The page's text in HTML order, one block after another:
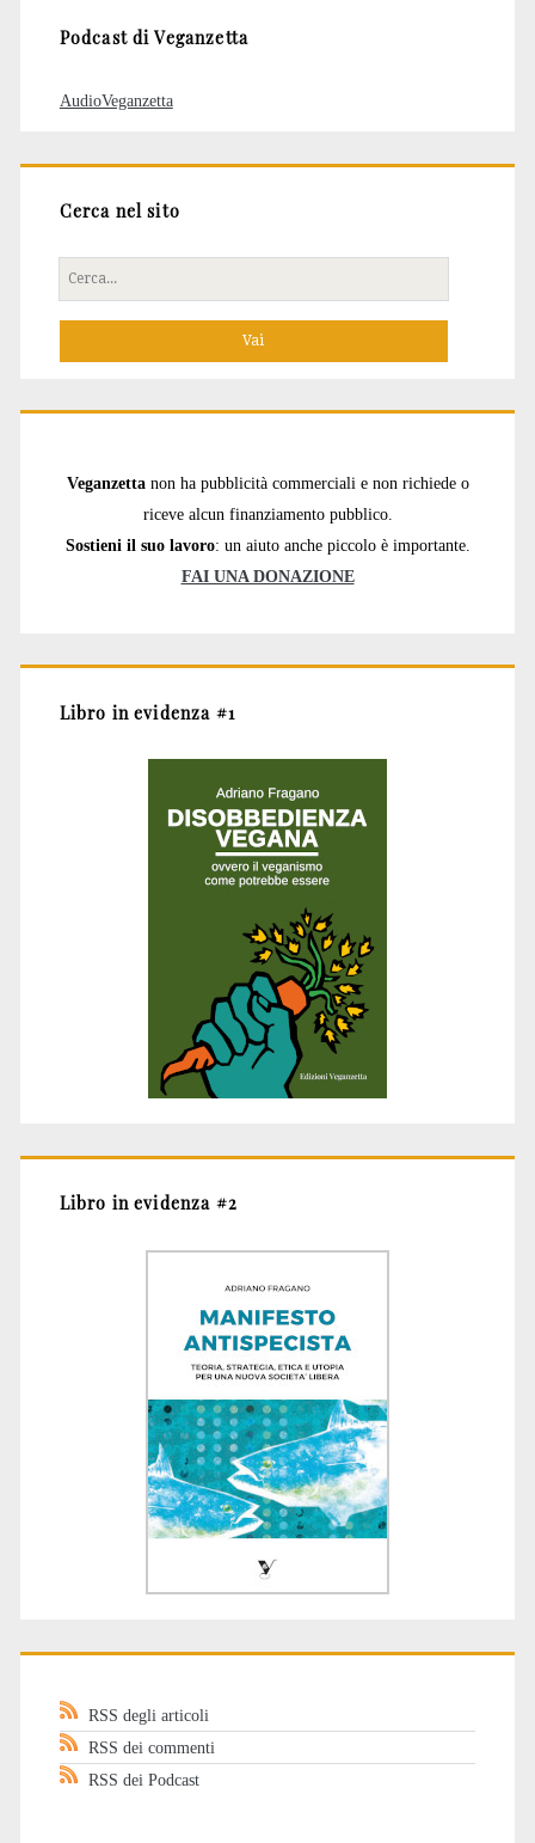
Podcast di Veganzetta
AudioVeganzetta
Cerca nel sito
Cerca
per:
Veganzetta non ha pubblicità commerciali e non richiede o
riceve alcun finanziamento pubblico.
Sostieni il suo lavoro: un aiuto anche piccolo è importante.
FAI UNA DONAZIONE
Libro in evidenza #1
Libro in evidenza #2
RSS degli articoli
RSS dei commenti
RSS dei Podcast